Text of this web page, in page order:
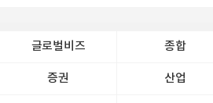
글로벌비즈 종합
증권 산업